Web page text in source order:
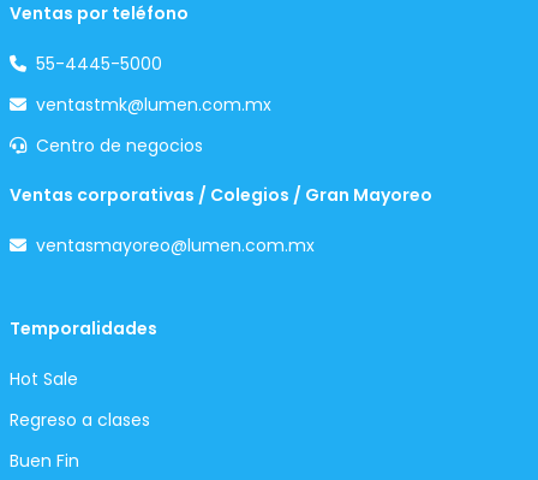
Ventas por teléfono
55-4445-5000
ventastmk@lumen.com.mx
Centro de negocios
Ventas corporativas / Colegios / Gran Mayoreo
ventasmayoreo@lumen.com.mx
Temporalidades
Hot Sale
Regreso a clases
Buen Fin